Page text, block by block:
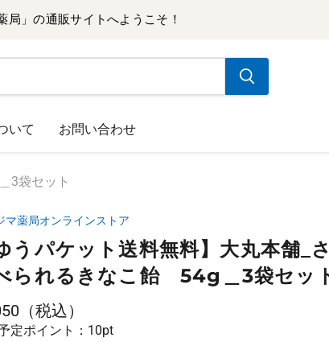
」の通販サイトへようこそ！
いて お問い合わせ
3袋セット
マ薬局オンラインストア
うパケット送料無料】大丸本舗_
られるきなこ飴 54g＿3袋セッ
価格
（税込）
定ポイント：10pt